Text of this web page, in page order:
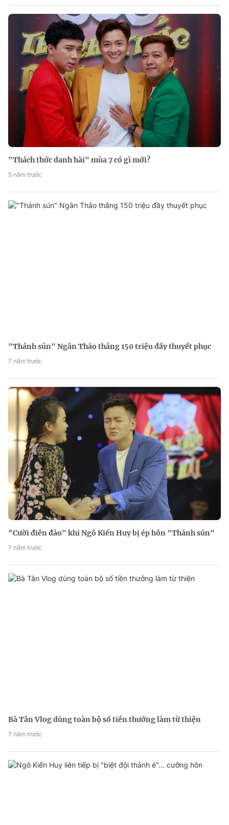
"Thách thức danh hài" mùa 7 có gì mới?
5 năm trước
"Thánh sún" Ngân Thảo thắng 150 triệu đầy thuyết phục
7 năm trước
"Cười điên đảo" khi Ngô Kiến Huy bị ép hôn "Thánh sún"
7 năm trước
Bà Tân Vlog dùng toàn bộ số tiền thưởng làm từ thiện
7 năm trước